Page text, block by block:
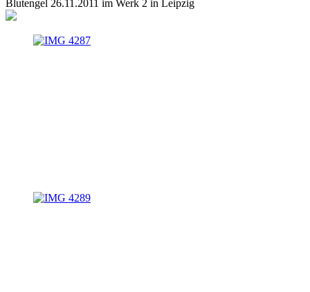
Blutengel 26.11.2011 im Werk 2 in Leipzig